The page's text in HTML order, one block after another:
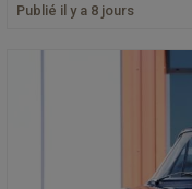
Publié il y a 8 jours